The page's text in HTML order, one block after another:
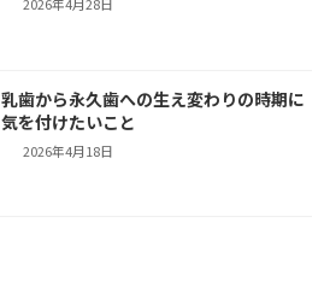
2026年4月28日
乳歯から永久歯への生え変わりの時期に
気を付けたいこと
2026年4月18日